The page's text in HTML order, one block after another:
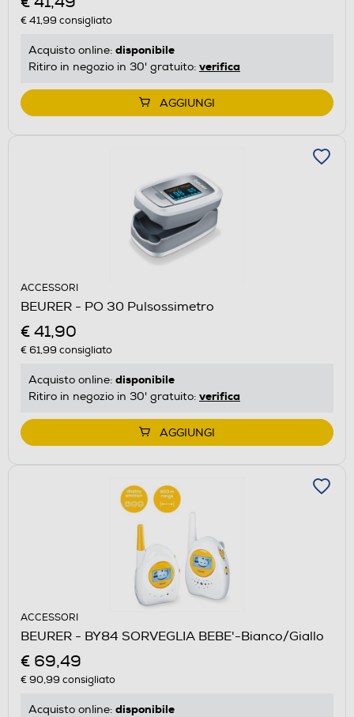
€ 41,99 consigliato
Acquisto online: disponibile
Ritiro in negozio in 30' gratuito: verifica
AGGIUNGI
ACCESSORI
BEURER - PO 30 Pulsossimetro
€ 41,90
€ 61,99 consigliato
Acquisto online: disponibile
Ritiro in negozio in 30' gratuito: verifica
AGGIUNGI
ACCESSORI
BEURER - BY84 SORVEGLIA BEBE'-Bianco/Giallo
€ 69,49
€ 90,99 consigliato
Acquisto online: disponibile